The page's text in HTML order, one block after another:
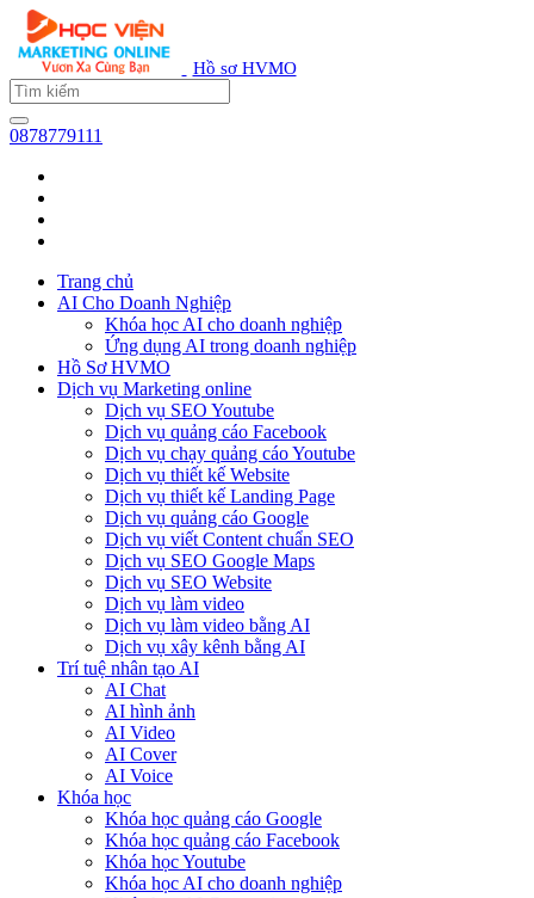
Hồ sơ HVMO
0878779111
Trang chủ
AI Cho Doanh Nghiệp
Khóa học AI cho doanh nghiệp
Ứng dụng AI trong doanh nghiệp
Hồ Sơ HVMO
Dịch vụ Marketing online
Dịch vụ SEO Youtube
Dịch vụ quảng cáo Facebook
Dịch vụ chạy quảng cáo Youtube
Dịch vụ thiết kế Website
Dịch vụ thiết kế Landing Page
Dịch vụ quảng cáo Google
Dịch vụ viết Content chuẩn SEO
Dịch vụ SEO Google Maps
Dịch vụ SEO Website
Dịch vụ làm video
Dịch vụ làm video bằng AI
Dịch vụ xây kênh bằng AI
Trí tuệ nhân tạo AI
AI Chat
AI hình ảnh
AI Video
AI Cover
AI Voice
Khóa học
Khóa học quảng cáo Google
Khóa học quảng cáo Facebook
Khóa học Youtube
Khóa học AI cho doanh nghiệp